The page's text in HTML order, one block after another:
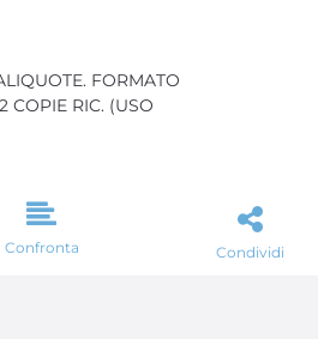
FORMATO
COPIE RIC. (USO
Confronta Condividi